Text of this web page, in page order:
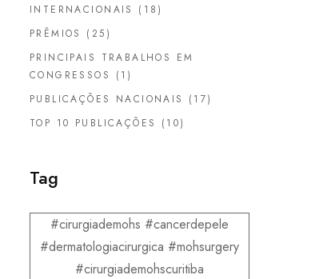
INTERNACIONAIS
(18)
PRÊMIOS
(25)
PRINCIPAIS TRABALHOS EM
CONGRESSOS
(1)
PUBLICAÇÕES NACIONAIS
(17)
TOP 10 PUBLICAÇÕES
(10)
Tag
#cirurgiademohs #cancerdepele
#dermatologiacirurgica #mohsurgery
#cirurgiademohscuritiba